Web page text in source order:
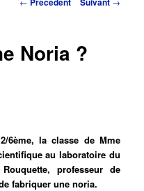
Noria ?
6ème, la classe de Mme
au laboratoire du
professeur de
fabriquer une noria.